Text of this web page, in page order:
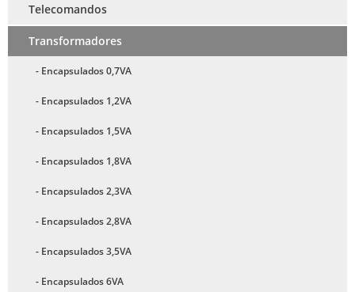
Telecomandos
Transformadores
- Encapsulados 0,7VA
- Encapsulados 1,2VA
- Encapsulados 1,5VA
- Encapsulados 1,8VA
- Encapsulados 2,3VA
- Encapsulados 2,8VA
- Encapsulados 3,5VA
- Encapsulados 6VA